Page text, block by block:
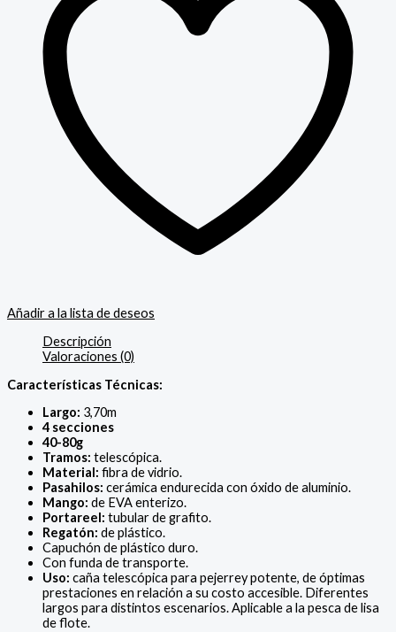
Añadir a la lista de deseos
Descripción
Valoraciones (0)
Características Técnicas:
Largo: 3,70m
4 secciones
40-80g
Tramos: telescópica.
Material: fibra de vidrio.
Pasahilos: cerámica endurecida con óxido de aluminio.
Mango: de EVA enterizo.
Portareel: tubular de grafito.
Regatón: de plástico.
Capuchón de plástico duro.
Con funda de transporte.
Uso: caña telescópica para pejerrey potente, de óptimas
prestaciones en relación a su costo accesible. Diferentes
largos para distintos escenarios. Aplicable a la pesca de lisa
de flote.